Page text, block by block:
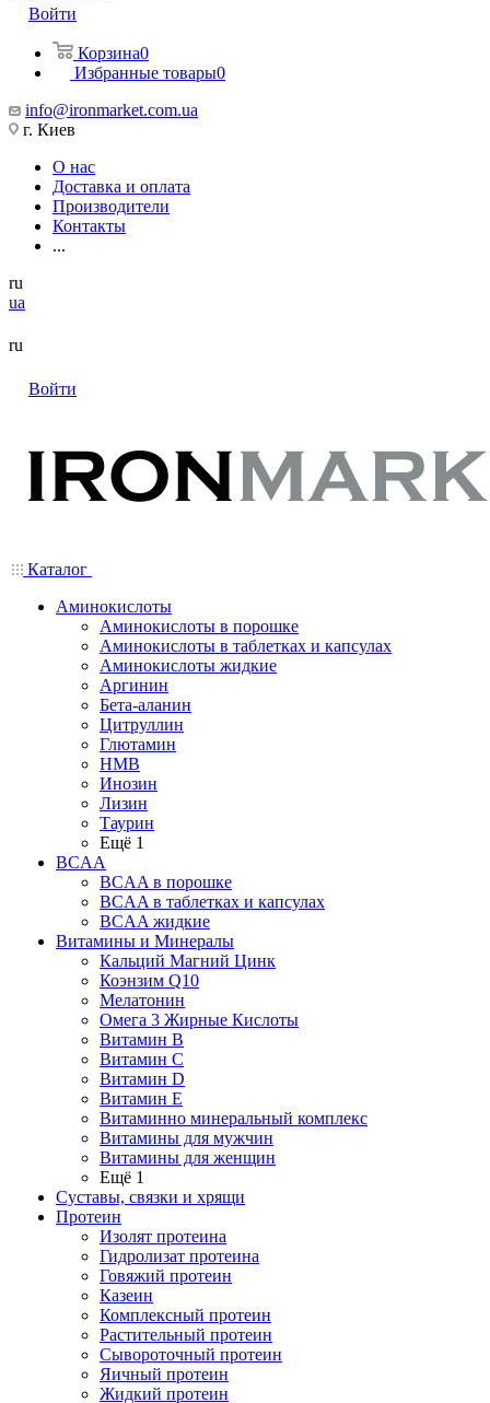
Войти
Корзина0
Избранные товары0
info@ironmarket.com.ua
г. Киев
О нас
Доставка и оплата
Производители
Контакты
...
ru
ua
ru
Войти
Каталог
Аминокислоты
Аминокислоты в порошке
Аминокислоты в таблетках и капсулах
Аминокислоты жидкие
Аргинин
Бета-аланин
Цитруллин
Глютамин
HMB
Инозин
Лизин
Таурин
Ещё 1
BCAA
BCAA в порошке
BCAA в таблетках и капсулах
BCAA жидкие
Витамины и Минералы
Кальций Магний Цинк
Коэнзим Q10
Мелатонин
Омега 3 Жирные Кислоты
Витамин B
Витамин C
Витамин D
Витамин E
Витаминно минеральный комплекс
Витамины для мужчин
Витамины для женщин
Ещё 1
Суставы, связки и хрящи
Протеин
Изолят протеина
Гидролизат протеина
Говяжий протеин
Казеин
Комплексный протеин
Растительный протеин
Сывороточный протеин
Яичный протеин
Жидкий протеин